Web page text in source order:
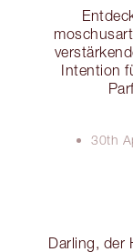
Intention
30th
Darling, der